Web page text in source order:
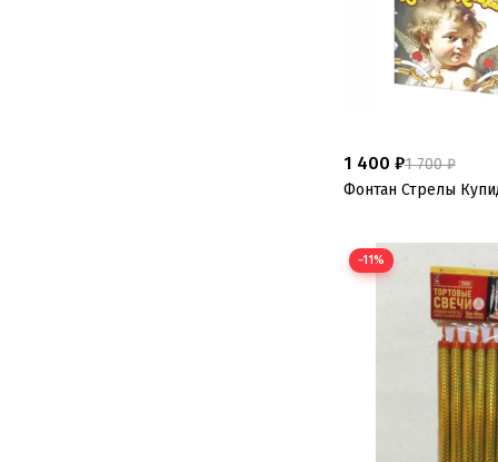
1 400 ₽1 700 ₽
Фонтан Стрелы
−11%